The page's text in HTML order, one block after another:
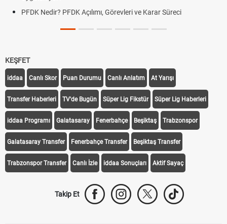
PFDK Nedir? PFDK Açılımı, Görevleri ve Karar Süreci
KEŞFET
iddaa Canlı Skor Puan Durumu Canlı Anlatım At Yarışı
Transfer Haberleri TV'de Bugün Süper Lig Fikstür Süper Lig Haberleri
iddaa Programı Galatasaray Fenerbahçe Beşiktaş Trabzonspor
Galatasaray Transfer Fenerbahçe Transfer Beşiktaş Transfer
Trabzonspor Transfer Canlı İzle iddaa Sonuçları Aktif Sayaç
Takip Et